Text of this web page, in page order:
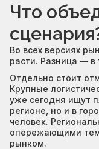
Что
Во всех версиях
расти. Разница — в
Отдельно стоит
Крупные
уже сегодня ищут
регионе, но и в
человек.
опережающими
рынком.